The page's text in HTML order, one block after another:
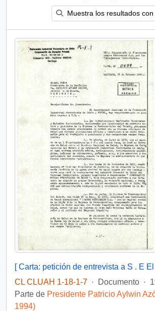
Muestra los resultados
CL CLUAH 1-18-1-7 · Documento ·
Parte de Presidente Patricio Aylwin
1994)